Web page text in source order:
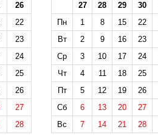
26
22
23
24
25
26
27
28
27 28 29 30
Пн
1 8 15 22
Вт
2 9 16 23
Ср
3 10 17 24
Чт
4 11 18
25
Пт
5 12 19
26
Сб
6 13 20
27
Вс
7 14 21 28